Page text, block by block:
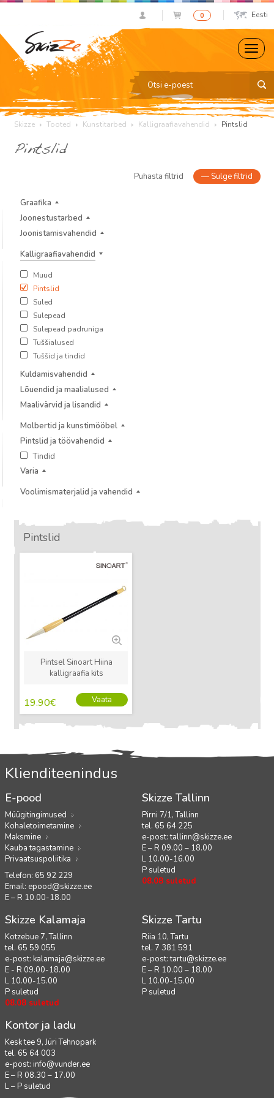
0 Eesti
Skizze Tooted Kunstitarbed Kalligraafiavahendid Pintslid
Pintslid
Puhasta filtrid — Sulge filtrid
Graafika
Joonestustarbed
Joonistamisvahendid
Kalligraafiavahendid
Muud
Pintslid
Suled
Sulepead
Sulepead padruniga
Tuššialused
Tuššid ja tindid
Kuldamisvahendid
Lõuendid ja maalialused
Maalivärvid ja lisandid
Molbertid ja kunstimööbel
Pintslid ja töövahendid
Tindid
Varia
Voolimismaterjalid ja vahendid
Pintslid
Pintsel Sinoart Hiina
kalligraafia kits
19.90€ Vaata
Klienditeenindus
E-pood
Müügitingimused
Kohaletoimetamine
Maksmine
Kauba tagastamine
Privaatsuspoliitika
Telefon: 65 92 229
Email: epood@skizze.ee
E – R 10.00-18.00
Skizze Tallinn
Pirni 7/1, Tallinn
tel. 65 64 225
e-post:tallinn@skizze.ee
E – R 09.00 – 18.00
L 10.00-16.00
P suletud
08.08 suletud
Skizze Kalamaja
Kotzebue 7, Tallinn
tel. 65 59 055
e-post: kalamaja@skizze.ee
E - R 09.00-18.00
L 10.00-15.00
P suletud
08.08 suletud
Skizze Tartu
Riia 10, Tartu
tel. 7 381 591
e-post:tartu@skizze.ee
E – R 10.00 – 18.00
L 10.00-15.00
P suletud
Kontor ja ladu
Kesk tee 9, Jüri Tehnopark
tel. 65 64 003
e-post: info@vunder.ee
E – R 08.30 – 17.00
L – P suletud